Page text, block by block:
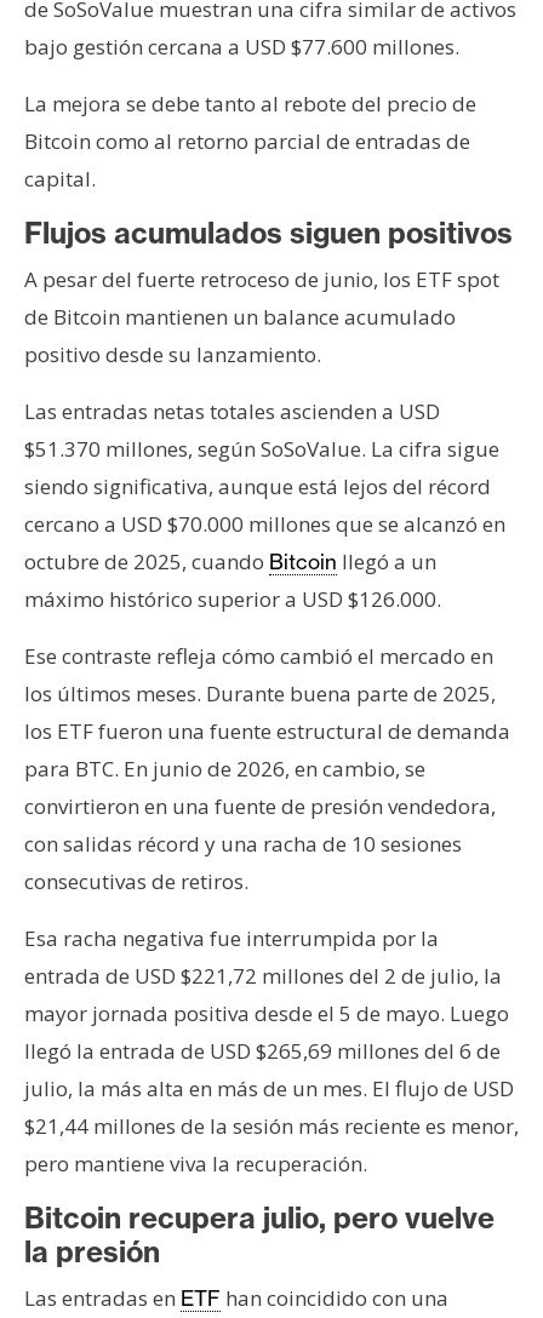
de SoSoValue muestran una cifra similar de activos
bajo gestión cercana a USD $77.600 millones.
La mejora se debe tanto al rebote del precio de
Bitcoin como al retorno parcial de entradas de
capital.
Flujos acumulados siguen positivos
A pesar del fuerte retroceso de junio, los ETF spot
de Bitcoin mantienen un balance acumulado
positivo desde su lanzamiento.
Las entradas netas totales ascienden a USD
$51.370 millones, según SoSoValue. La cifra sigue
siendo significativa, aunque está lejos del récord
cercano a USD $70.000 millones que se alcanzó en
octubre de 2025, cuando Bitcoin llegó a un
máximo histórico superior a USD $126.000.
Ese contraste refleja cómo cambió el mercado en
los últimos meses. Durante buena parte de 2025,
los ETF fueron una fuente estructural de demanda
para BTC. En junio de 2026, en cambio, se
convirtieron en una fuente de presión vendedora,
con salidas récord y una racha de 10 sesiones
consecutivas de retiros.
Esa racha negativa fue interrumpida por la
entrada de USD $221,72 millones del 2 de julio, la
mayor jornada positiva desde el 5 de mayo. Luego
llegó la entrada de USD $265,69 millones del 6 de
julio, la más alta en más de un mes. El flujo de USD
$21,44 millones de la sesión más reciente es menor,
pero mantiene viva la recuperación.
Bitcoin recupera julio, pero vuelve
la presión
Las entradas en ETF han coincidido con una